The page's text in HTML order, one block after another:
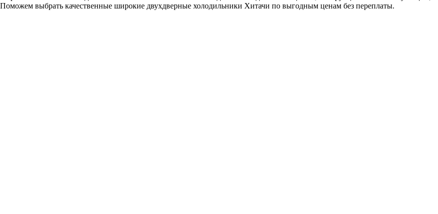
выбрать качественные широкие двухдверные холодильники Хитачи по выгодным ценам без переплаты.